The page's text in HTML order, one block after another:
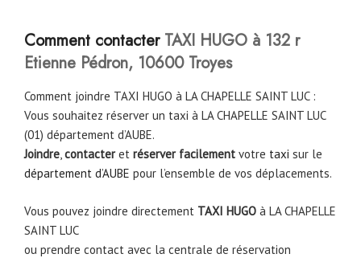
Comment contacterTAXI HUGO à 132 r
Etienne Pédron, 10600 Troyes
Comment joindre TAXI HUGO à LA CHAPELLE SAINT LUC :
Vous souhaitez réserver un taxi à LA CHAPELLE SAINT LUC
(01) département d’AUBE.
Joindre,contacteret réserver facilement votre taxi sur le
département d’AUBE pour l’ensemble de vos déplacements.
Vous pouvez joindre directement TAXI HUGO à LA CHAPELLE
SAINT LUC
ou prendre contact avec la centrale de réservation